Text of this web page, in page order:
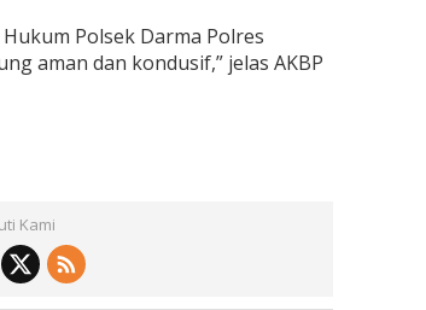
Polsek Darma Polres
aman dan kondusif,” jelas AKBP
Kami